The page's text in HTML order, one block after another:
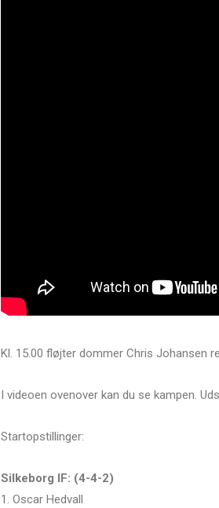
Kl. 15.00 fløjter dommer Chris Johansen
I videoen ovenover kan du se kampen.
Startopstillinger:
Silkeborg IF: (4-4-2)
1. Oscar Hedvall